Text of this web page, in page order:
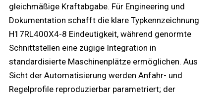
gleichmäßige Kraftabgabe. Für Engineering und
Dokumentation schafft die klare Typkennzeichnung
H17RL400X4-8 Eindeutigkeit, während genormte
Schnittstellen eine zügige Integration in
standardisierte Maschinenplätze ermöglichen. Aus
Sicht der Automatisierung werden Anfahr- und
Regelprofile reproduzierbar parametriert; der